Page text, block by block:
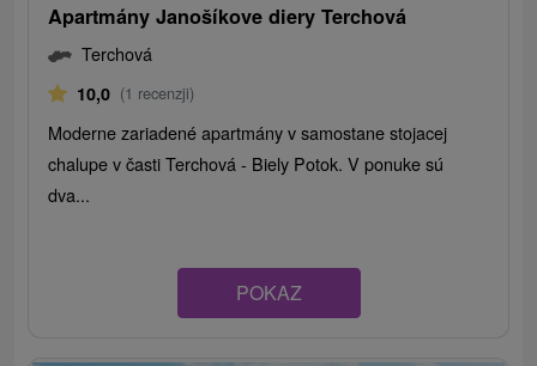
Apartmány Janošíkove diery Terchová
Terchová
10,0 (1 recenzji)
Moderne zariadené apartmány v samostane stojacej
chalupe v časti Terchová - Biely Potok. V ponuke sú
dva...
POKAZ